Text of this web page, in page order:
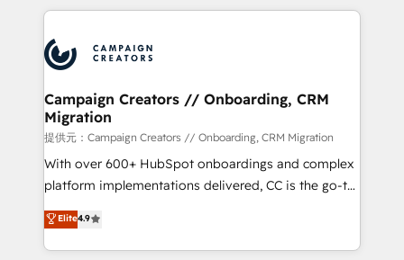
onboarding and implementation, web design, sales
extensive experience working with tech companies
and manufacturers since 2002, we are committed to
empowering our clients and developing their
autonomy. Get to grips with HubSpot through
guided implementation and seamless integration of
the CRM platform into your digital ecosystem. Would
you like support in deploying your inbound
to your needs and sales objectives. With 125+
certifications, we are part of the most certified
Campaign Creators // Onboarding, CRM
Migration
提供元：Campaign Creators // Onboarding, CRM Migration
With over 600+ HubSpot onboardings and complex
platform implementations delivered, CC is the go-to
Elite Solutions Partner for businesses ready to
migrate, replatform, and scale smarter. We specialize
in high-impact CRM and CMS migrations and
Elite4.9